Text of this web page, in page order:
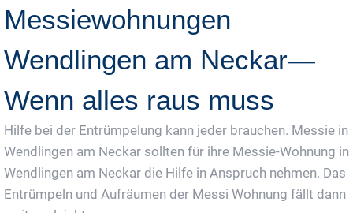
Messiewohnungen
Wendlingen am Neckar—
Wenn alles raus muss
Hilfe bei der Entrümpelung kann jeder brauchen. Messie in
Wendlingen am Neckar sollten für ihre Messie-Wohnung in
Wendlingen am Neckar die Hilfe in Anspruch nehmen. Das
Entrümpeln und Aufräumen der Messi Wohnung fällt dann